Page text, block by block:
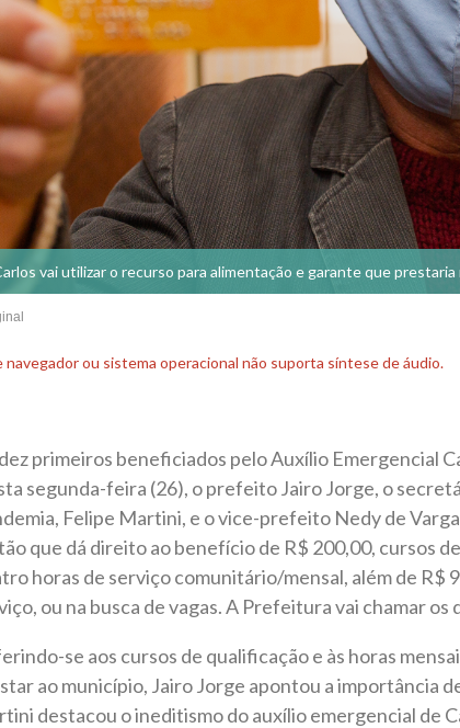
vai utilizar o recurso para alimentação e garante que
navegador ou sistema operacional não suporta síntese de áudio.
primeiros beneficiados pelo Auxílio Emergencial
segunda-feira (26), o prefeito Jairo Jorge, o
Felipe Martini, e o vice-prefeito Nedy de
que dá direito ao benefício de R$ 200,00, cursos
horas de serviço comunitário/mensal, além de R$
ou na busca de vagas. A Prefeitura vai chamar
se aos cursos de qualificação e às horas
ao município, Jairo Jorge apontou a importância
destacou o ineditismo do auxílio emergencial de